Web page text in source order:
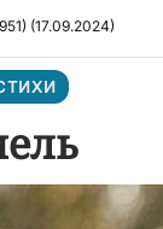
(17.09.2024)